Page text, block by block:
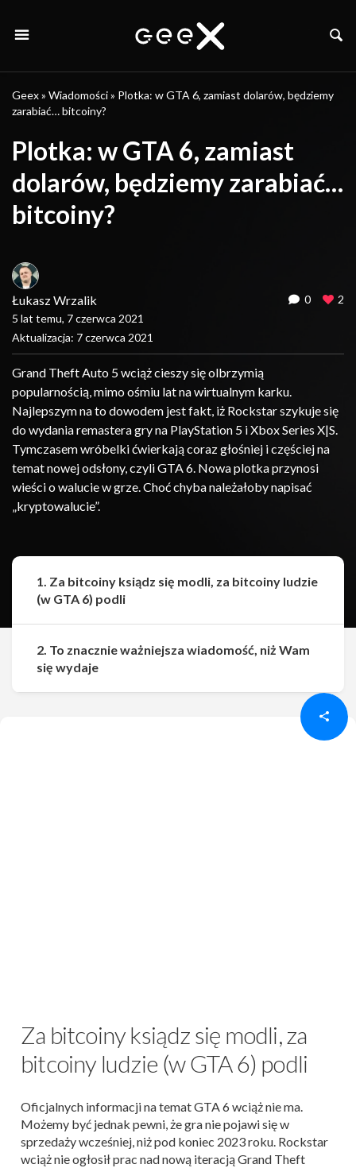
Geex» Wiadomości» Plotka: w GTA 6, zamiast dolarów, będziemy
zarabiać… bitcoiny?
Plotka: w GTA 6, zamiast
dolarów, będziemy zarabiać…
bitcoiny?
Łukasz Wrzalik
5 lat temu, 7 czerwca 2021
Aktualizacja: 7 czerwca 2021
0 2
Grand Theft Auto 5 wciąż cieszy się olbrzymią
popularnością, mimo ośmiu lat na wirtualnym karku.
Najlepszym na to dowodem jest fakt, iż Rockstar szykuje się
do wydania remastera gry na PlayStation 5 i Xbox Series X|S.
Tymczasem wróbelki ćwierkają coraz głośniej i częściej na
temat nowej odsłony, czyli GTA 6. Nowa plotka przynosi
wieści o walucie w grze. Choć chyba należałoby napisać
„kryptowalucie”.
Za bitcoiny ksiądz się modli, za
bitcoiny ludzie (w GTA 6) podli
Oficjalnych informacji na temat GTA 6 wciąż nie ma.
Możemy być jednak pewni, że gra nie pojawi się w
sprzedaży wcześniej, niż pod koniec 2023 roku. Rockstar
wciąż nie ogłosił prac nad nową iteracją Grand Theft
1. Za bitcoiny ksiądz się modli, za bitcoiny ludzie
(w GTA 6) podli
2. To znacznie ważniejsza wiadomość, niż Wam
się wydaje